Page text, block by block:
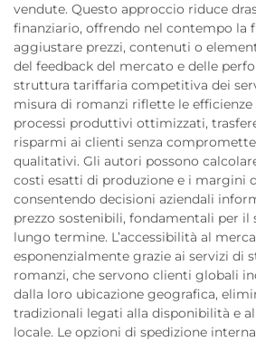
vendute. Questo approccio riduce
finanziario, offrendo nel contempo la
aggiustare prezzi, contenuti o
del feedback del mercato e delle
struttura tariffaria competitiva dei
misura di romanzi riflette le
processi produttivi ottimizzati,
risparmi ai clienti senza
qualitativi. Gli autori possono
costi esatti di produzione e i margini
consentendo decisioni aziendali
prezzo sostenibili, fondamentali per il
lungo termine. L’accessibilità al
esponenzialmente grazie ai servizi di
romanzi, che servono clienti globali
dalla loro ubicazione geografica,
tradizionali legati alla disponibilità e
locale. Le opzioni di spedizione